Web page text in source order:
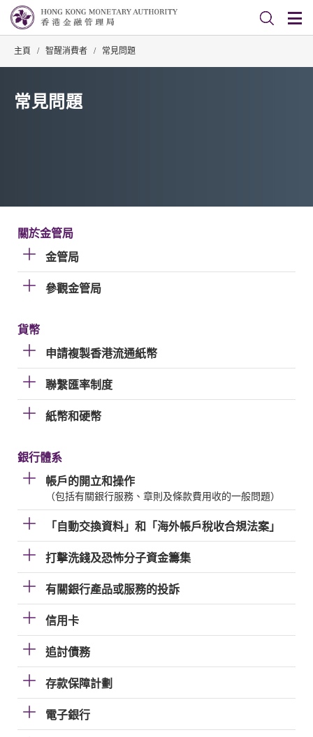
主頁 / 智醒消費者 / 常見問題
常見問題
關於金管局
金管局
參觀金管局
貨幣
申請複製香港流通紙幣
聯繫匯率制度
紙幣和硬幣
銀行體系
帳戶的開立和操作
（包括有關銀行服務、章則及條款費用收的一般問題）
「自動交換資料」和「海外帳戶稅收合規法案」
打擊洗錢及恐怖分子資金籌集
有關銀行產品或服務的投訴
信用卡
追討債務
存款保障計劃
電子銀行